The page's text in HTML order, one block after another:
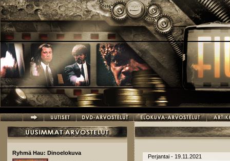
Hyppää pääsisältöön
Ryhmä Hau: Dinoelokuva
Perjantai - 19.11.2021